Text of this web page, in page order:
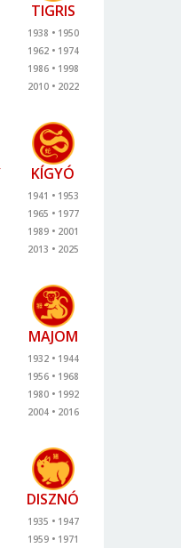
TIGRIS
1938
1950
1962
1974
1986
1998
2010
2022
KÍGYÓ
1941
1953
1965
1977
1989
2001
2013
2025
MAJOM
1932
1944
1956
1968
1980
1992
2004
2016
DISZNÓ
1935
1947
1959
1971